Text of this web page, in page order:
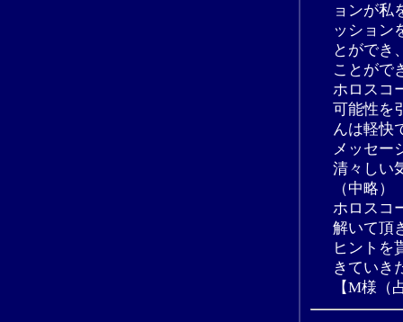
ョンが私
ッション
とができ
ことがで
ホロスコ
可能性を
んは軽快
メッセー
清々しい
（中略）
ホロスコ
解いて頂
ヒントを
きていき
【M様（